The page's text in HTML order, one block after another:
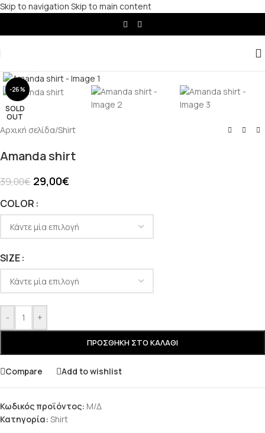
Skip to navigation Skip to main content
-26%
SOLD
OUT
Αρχική σελίδα/Shirt
Amanda shirt
39,00€ 29,00€
COLOR
SIZE
- +
ΠΡΟΣΘΉΚΗ ΣΤΟ ΚΑΛΆΘΙ
Compare Add to wishlist
Κωδικός προϊόντος: Μ/Δ
Κατηγορία: Shirt